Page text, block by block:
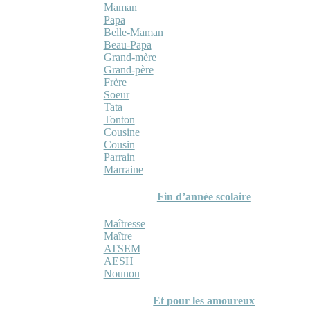
Maman
Papa
Belle-Maman
Beau-Papa
Grand-mère
Grand-père
Frère
Soeur
Tata
Tonton
Cousine
Cousin
Parrain
Marraine
Fin d’année scolaire
Maîtresse
Maître
ATSEM
AESH
Nounou
Et pour les amoureux